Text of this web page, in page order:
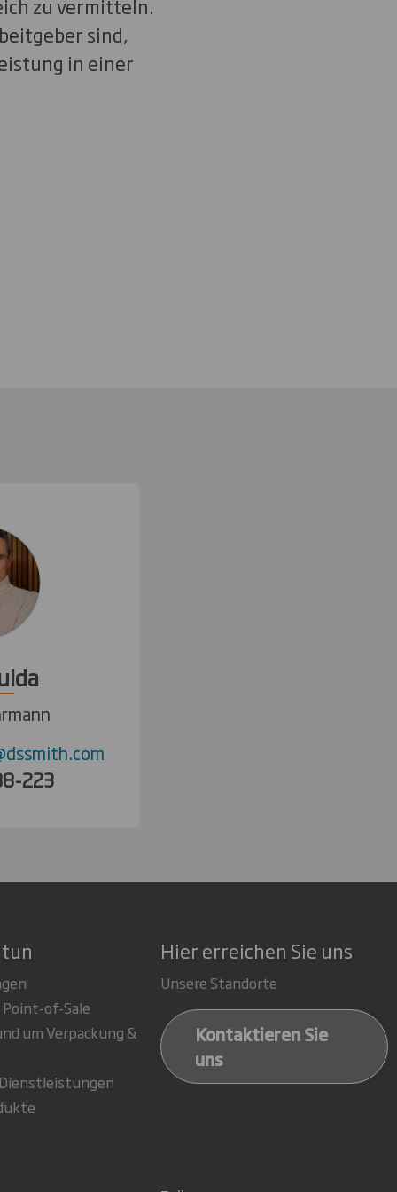
zu vermitteln.
sind,
in einer
223
Point-of-Sale
um Verpackung &
Hier erreichen Sie uns
Unsere Standorte
Kontaktieren Sie
uns